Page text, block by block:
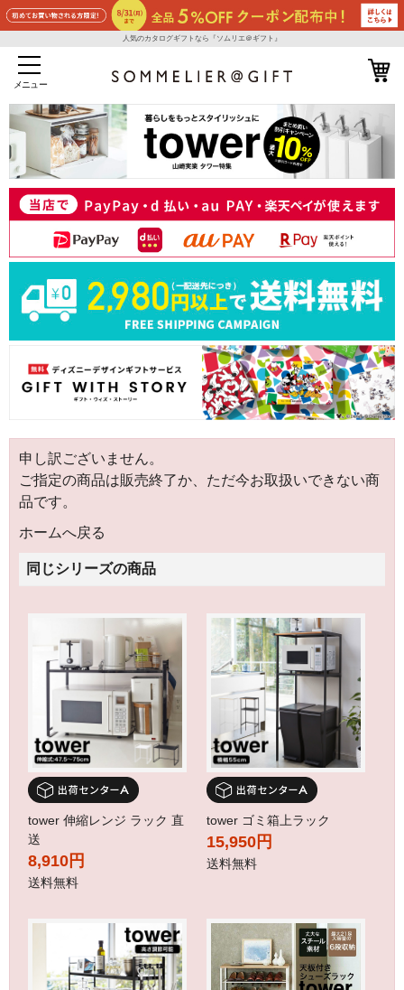
人気のカタログギフトなら『ソムリエ＠ギフト』
メニュー
申し訳ございません。
ご指定の商品は販売終了か、ただ今お取扱いできない商
品です。
ホームへ戻る
同じシリーズの商品
tower 伸縮レンジ ラック 直
送
8,910円
送料無料
tower ゴミ箱上ラック
15,950円
送料無料